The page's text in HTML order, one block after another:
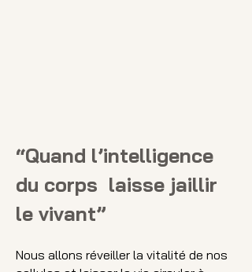
“Quand l’intelligence
du corps laisse jaillir
le vivant”
Nous allons réveiller la vitalité de nos